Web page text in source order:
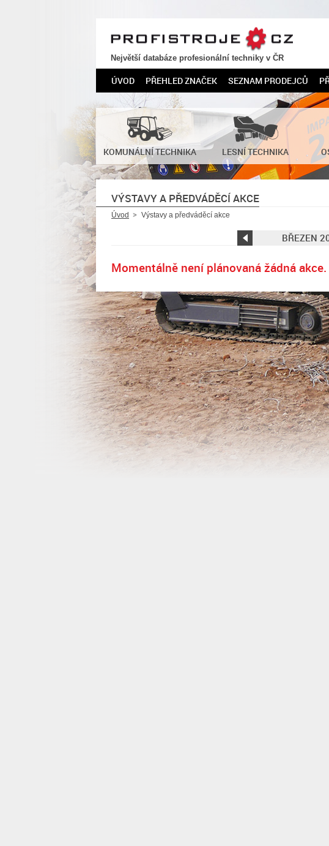
PROFISTROJE.CZ
Největší databáze profesionální techniky v ČR
ÚVOD PŘEHLED ZNAČEK SEZNAM PRODEJCŮ
KOMUNÁLNÍ TECHNIKA LESNÍ TECHNIKA
VÝSTAVY A PŘEDVÁDĚCÍ AKCE
Úvod Výstavy a předváděcí akce
← BŘEZEN
Momentálně není plánovaná žádná akce.